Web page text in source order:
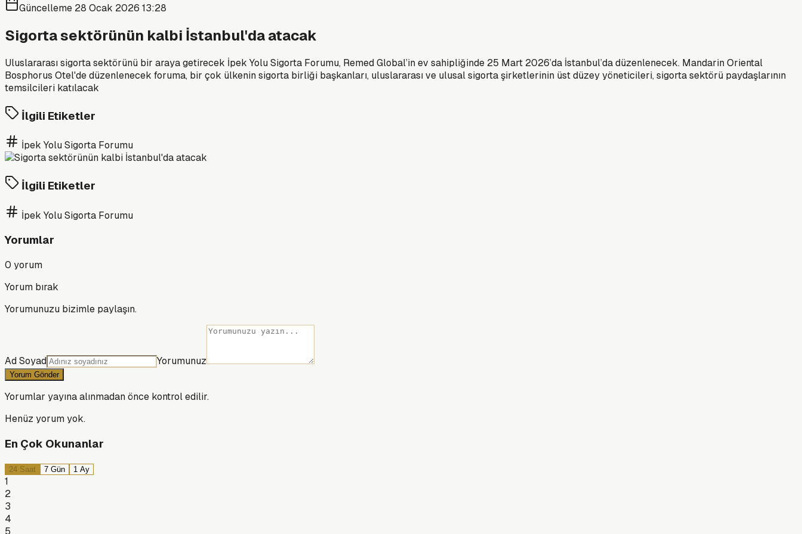
Güncelleme 28 Ocak 2026 13:28
Sigorta sektörünün kalbi İstanbul'da atacak
Uluslararası sigorta sektörünü bir araya getirecek İpek Yolu Sigorta Forumu, Remed Global’in ev sahipliğinde 25 Mart 2026’da İstanbul’da düzenlenecek. Mandarin Oriental
Bosphorus Otel'de düzenlenecek foruma, bir çok ülkenin sigorta birliği başkanları, uluslararası ve ulusal sigorta şirketlerinin üst düzey yöneticileri, sigorta sektörü paydaşlarının
temsilcileri katılacak
İlgili Etiketler
İpek Yolu Sigorta Forumu
İlgili Etiketler
İpek Yolu Sigorta Forumu
Yorumlar
0 yorum
Yorum bırak
Yorumunuzu bizimle paylaşın.
Ad Soyad Yorumunuz
Yorum Gönder
Yorumlar yayına alınmadan önce kontrol edilir.
Henüz yorum yok.
En Çok Okunanlar
24 Saat 7 Gün 1 Ay
1
2
3
4
5